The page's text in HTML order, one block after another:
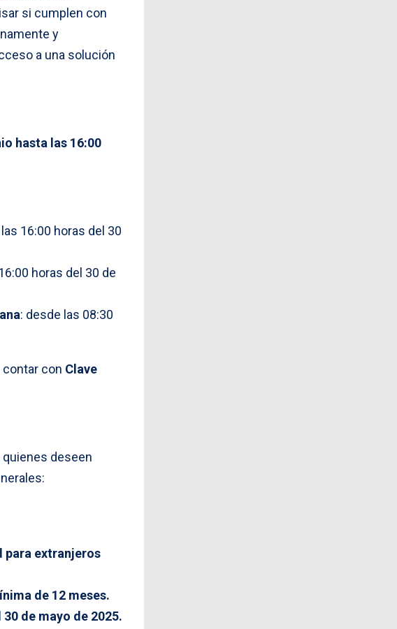
si cumplen con
y
a una solución
hasta las 16:00
16:00 horas del 30
horas del 30 de
: desde las 08:30
contar con Clave
quienes deseen
para extranjeros
de 12 meses.
de mayo de 2025.